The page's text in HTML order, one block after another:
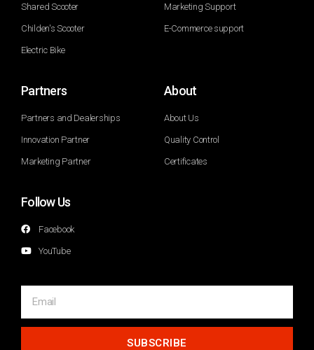
Shared Scooter
Childen's Scooter
Electric Bike
Marketing Support
E-Commerce support
Partners
Partners and Dealerships
Innovation Partner
Marketing Partner
About
About Us
Quality Control
Certificates
Follow Us
Facebook
YouTube
SUBSCRIBE